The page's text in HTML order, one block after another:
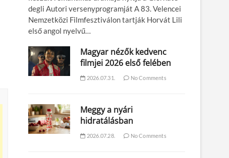
degli Autori versenyprogramját A 83. Velencei
Nemzetközi Filmfesztiválon tartják Horvát Lili
első angol nyelvű…
Magyar nézők kedvenc
filmjei 2026 első felében
2026.07.31. No Comments
Meggy a nyári
hidratálásban
2026.07.28. No Comments